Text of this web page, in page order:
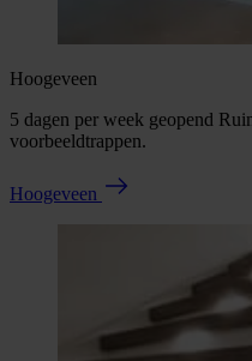
Hoogeveen
5 dagen per week geopend
voorbeeldtrappen.
Hoogeveen